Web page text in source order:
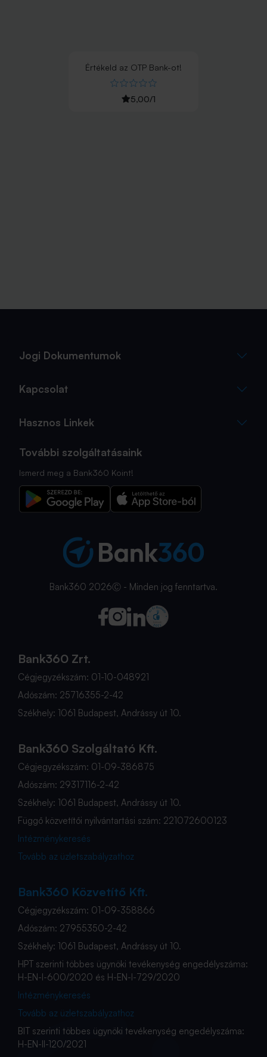
Értékeld az OTP Bank-ot!
5,00/1
Jogi Dokumentumok
Kapcsolat
Hasznos Linkek
További szolgáltatásaink
Ismerd meg a Bank360 Koint!
Bank360 2026Ⓒ - Minden jog fenntartva.
Bank360 Zrt.
Cégjegyzékszám: 01-10-048921
Adószám: 25716355-2-42
Székhely: 1061 Budapest, Andrássy út 10.
Bank360 Szolgáltató Kft.
Cégjegyzékszám: 01-09-386875
Adószám: 29317116-2-42
Székhely: 1061 Budapest, Andrássy út 10.
Függő közvetítői nyilvántartási szám: 221072600123
Intézménykeresés
Tovább az üzletszabályzathoz
Bank360 Közvetítő Kft.
Cégjegyzékszám: 01-09-358866
Adószám: 27955350-2-42
Székhely: 1061 Budapest, Andrássy út 10.
HPT szerinti többes ügynöki tevékenység engedélyszáma:
H-EN-I-600/2020 és H-EN-I-729/2020
Intézménykeresés
Tovább az üzletszabályzathoz
BIT szerinti többes ügynöki tevékenység engedélyszáma:
H-EN-II-120/2021